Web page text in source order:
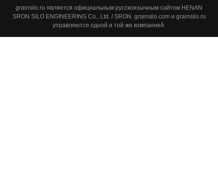
grainsilo.ru является официальным русскоязычным сайтом HENAN
SRON SILO ENGINEERING Co., Ltd. / SRON. grainsilo.com и grainsilo.ru
управляются одной и той же компанией.